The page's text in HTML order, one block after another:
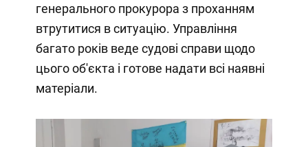
генерального прокурора з проханням
втрутитися в ситуацію. Управління
багато років веде судові справи щодо
цього об'єкта і готове надати всі наявні
матеріали.